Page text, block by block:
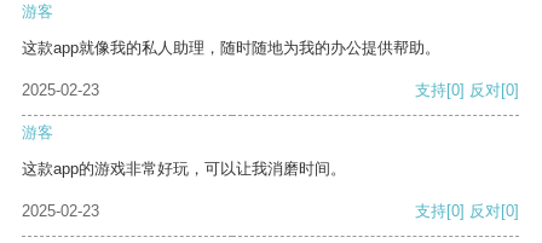
游客
这款app就像我的私人助理，随时随地为我的办公提供帮助。
2025-02-23 支持[0] 反对[0]
游客
这款app的游戏非常好玩，可以让我消磨时间。
2025-02-23 支持[0] 反对[0]